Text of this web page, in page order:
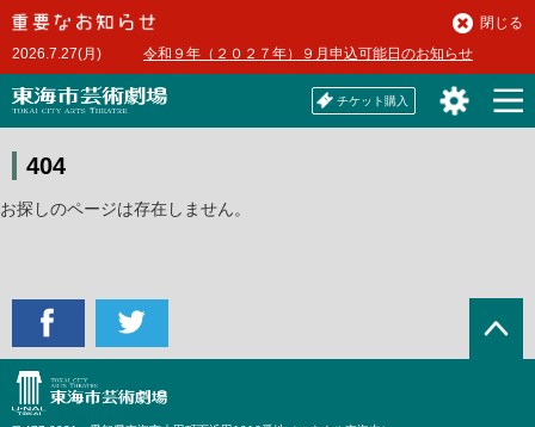
本
文
へ2026.7.27(月) 令和９年（２０２７年）９月申込可能日のお知らせ
閉じる
チケット購入
404
お探しのページは存在しません。